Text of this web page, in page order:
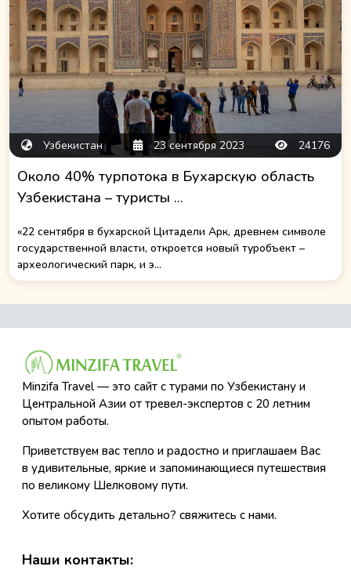
Узбекистан 23 сентября 2023 24176
Около 40% турпотока в Бухарскую область
Узбекистана – туристы ...
«22 сентября в бухарской Цитадели Арк, древнем символе
государственной власти, откроется новый туробъект –
археологический парк, и э...
Minzifa Travel — это сайт с турами по Узбекистану и
Центральной Азии от тревел-экспертов с 20 летним
опытом работы.
Приветствуем вас тепло и радостно и приглашаем Вас
в удивительные, яркие и запоминающиеся путешествия
по великому Шелковому пути.
Хотите обсудить детально? свяжитесь с нами.
Наши контакты: